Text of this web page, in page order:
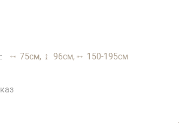
75 см, 96 см, 150-195 см